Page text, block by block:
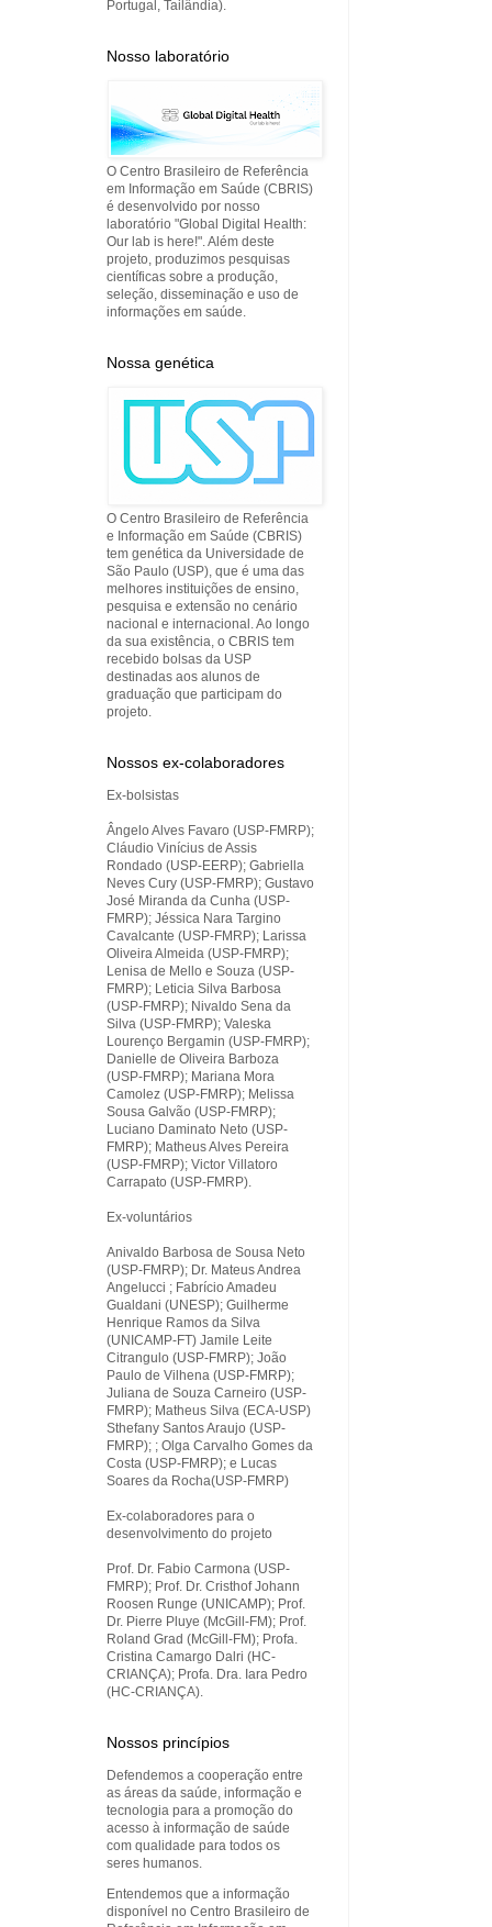
Portugal, Tailândia).
Nosso laboratório
O Centro Brasileiro de Referência
em Informação em Saúde (CBRIS)
é desenvolvido por nosso
laboratório "Global Digital Health:
Our lab is here!". Além deste
projeto, produzimos pesquisas
científicas sobre a produção,
seleção, disseminação e uso de
informações em saúde.
Nossa genética
O Centro Brasileiro de Referência
e Informação em Saúde (CBRIS)
tem genética da Universidade de
São Paulo (USP), que é uma das
melhores instituições de ensino,
pesquisa e extensão no cenário
nacional e internacional. Ao longo
da sua existência, o CBRIS tem
recebido bolsas da USP
destinadas aos alunos de
graduação que participam do
projeto.
Nossos ex-colaboradores
Ex-bolsistas
Ângelo Alves Favaro (USP-FMRP);
Cláudio Vinícius de Assis
Rondado (USP-EERP); Gabriella
Neves Cury (USP-FMRP); Gustavo
José Miranda da Cunha (USP-
FMRP); Jéssica Nara Targino
Cavalcante (USP-FMRP); Larissa
Oliveira Almeida (USP-FMRP);
Lenisa de Mello e Souza (USP-
FMRP); Leticia Silva Barbosa
(USP-FMRP); Nivaldo Sena da
Silva (USP-FMRP); Valeska
Lourenço Bergamin (USP-FMRP);
Danielle de Oliveira Barboza
(USP-FMRP); Mariana Mora
Camolez (USP-FMRP); Melissa
Sousa Galvão (USP-FMRP);
Luciano Daminato Neto (USP-
FMRP); Matheus Alves Pereira
(USP-FMRP); Victor Villatoro
Carrapato (USP-FMRP).
Ex-voluntários
Anivaldo Barbosa de Sousa Neto
(USP-FMRP); Dr. Mateus Andrea
Angelucci ; Fabrício Amadeu
Gualdani (UNESP); Guilherme
Henrique Ramos da Silva
(UNICAMP-FT) Jamile Leite
Citrangulo (USP-FMRP); João
Paulo de Vilhena (USP-FMRP);
Juliana de Souza Carneiro (USP-
FMRP); Matheus Silva (ECA-USP)
Sthefany Santos Araujo (USP-
FMRP); ; Olga Carvalho Gomes da
Costa (USP-FMRP); e Lucas
Soares da Rocha(USP-FMRP)
Ex-colaboradores para o
desenvolvimento do projeto
Prof. Dr. Fabio Carmona (USP-
FMRP); Prof. Dr. Cristhof Johann
Roosen Runge (UNICAMP); Prof.
Dr. Pierre Pluye (McGill-FM); Prof.
Roland Grad (McGill-FM); Profa.
Cristina Camargo Dalri (HC-
CRIANÇA); Profa. Dra. Iara Pedro
(HC-CRIANÇA).
Nossos princípios
Defendemos a cooperação entre
as áreas da saúde, informação e
tecnologia para a promoção do
acesso à informação de saúde
com qualidade para todos os
seres humanos.
Entendemos que a informação
disponível no Centro Brasileiro de